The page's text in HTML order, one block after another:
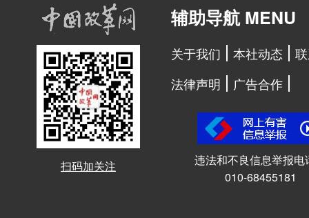
扫码加关注
辅助导航 MENU
关于我们 本社动态
法律声明
广告合作
违法和不良信息举报电
010-68455181